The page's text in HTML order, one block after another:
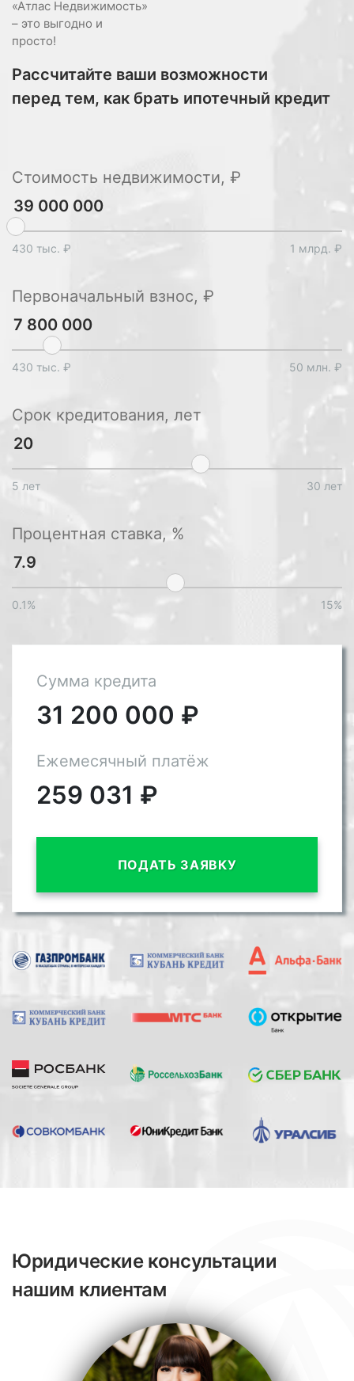
«Атлас Недвижимость»
– это выгодно и
просто!
Рассчитайте ваши возможности
перед тем, как брать ипотечный кредит
Стоимость недвижимости, ₽
430 тыс. ₽ 1 млрд. ₽
Первоначальный взнос, ₽
430 тыс. ₽ 50 млн. ₽
Срок кредитования, лет
5 лет 30 лет
Процентная ставка, %
0.1% 15%
Сумма кредита
31 200 000 ₽
Ежемесячный платёж
259 031 ₽
ПОДАТЬ ЗАЯВКУ
Юридические консультации
нашим клиентам